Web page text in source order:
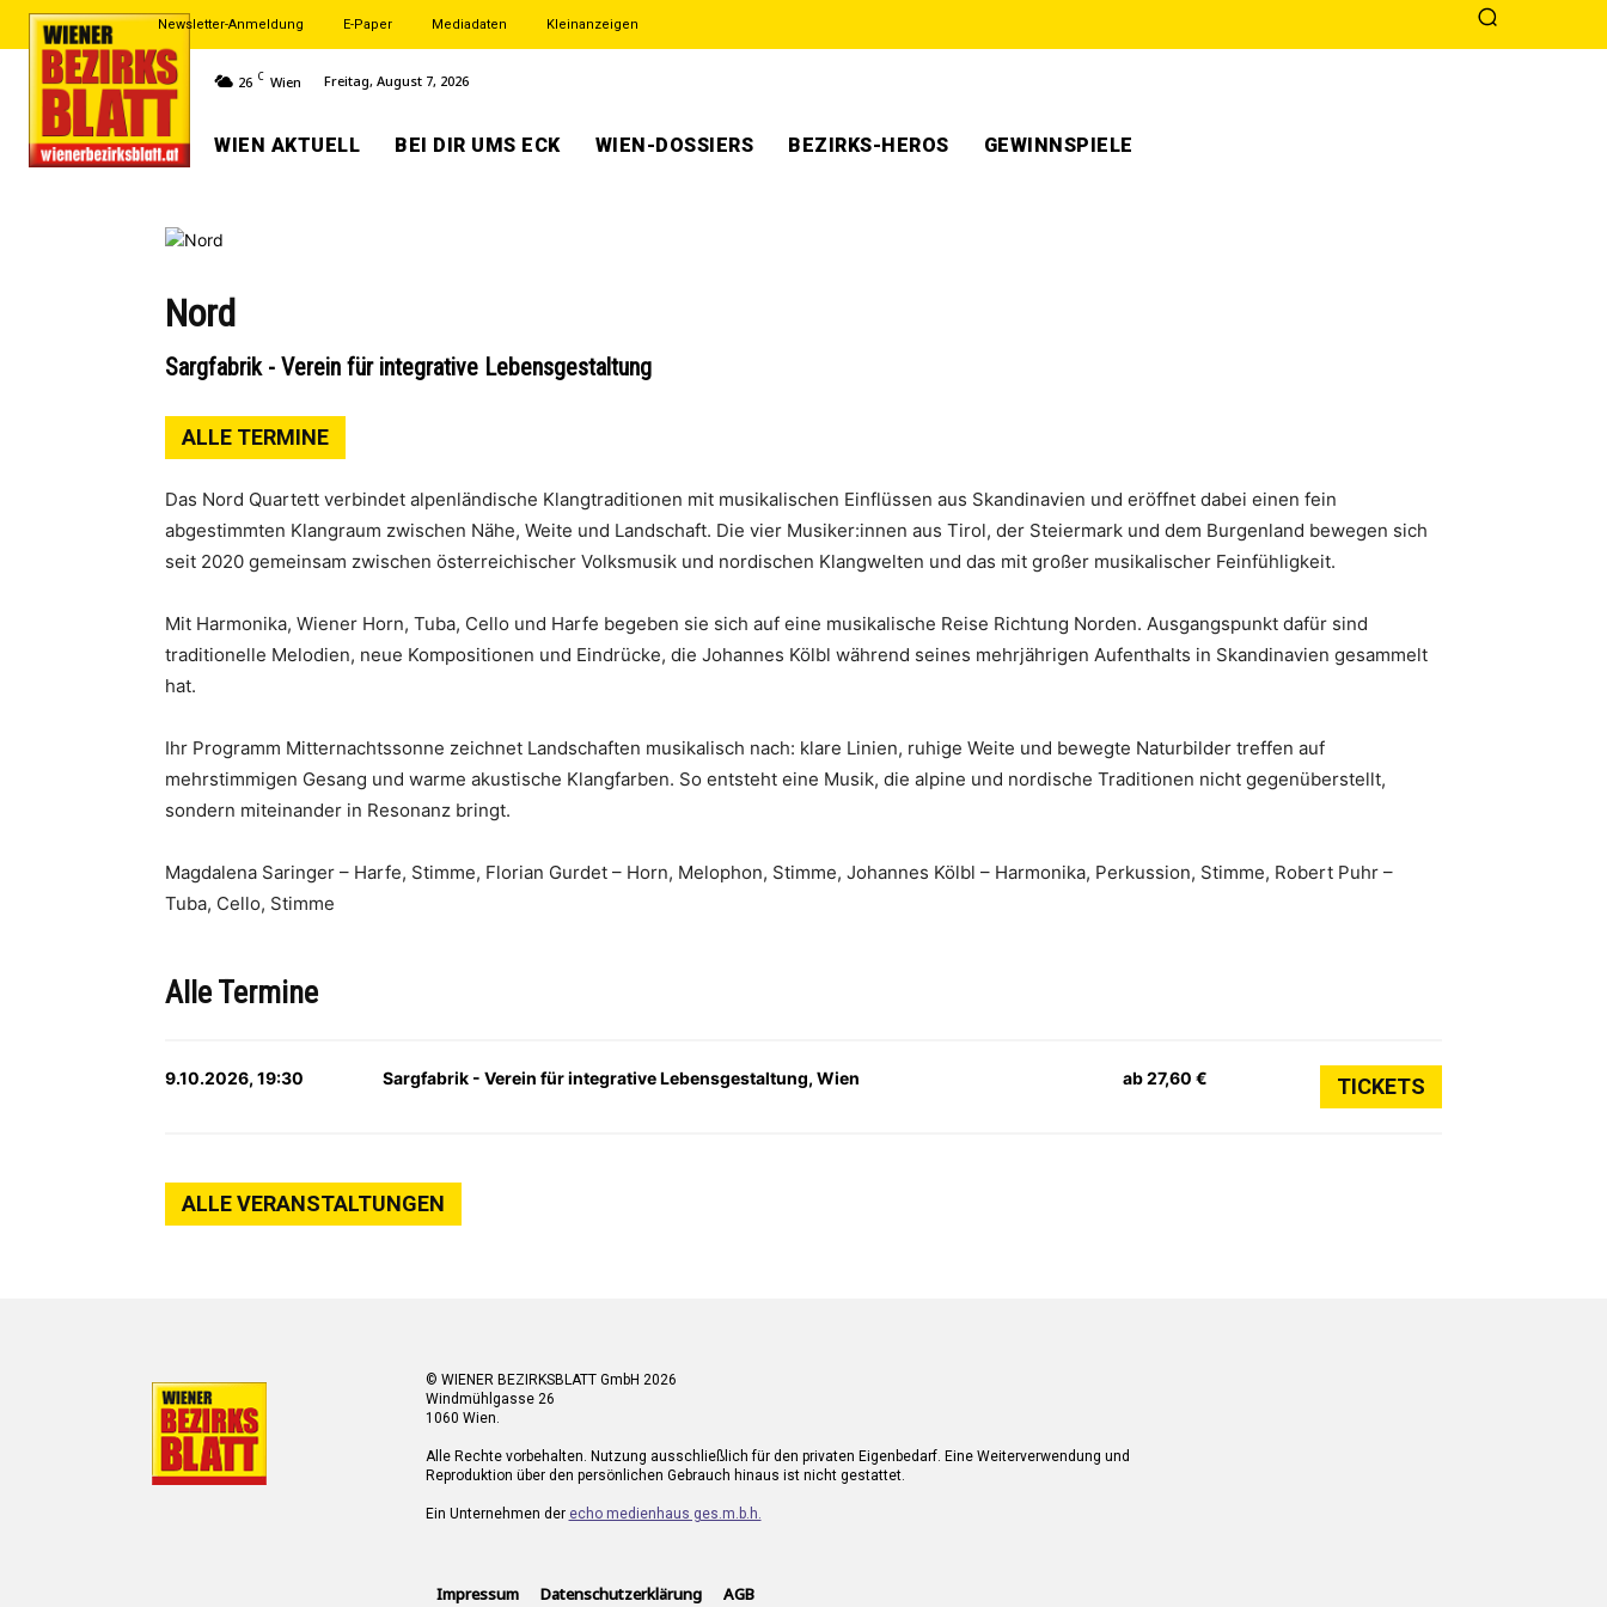
Newsletter-Anmeldung E-Paper Mediadaten Kleinanzeigen
26 C Wien Freitag, August 7, 2026
WIEN AKTUELL BEI DIR UMS ECK WIEN-DOSSIERS BEZIRKS-HEROS GEWINNSPIELE
Nord
Sargfabrik - Verein für integrative Lebensgestaltung
ALLE TERMINE
Das Nord Quartett verbindet alpenländische Klangtraditionen mit musikalischen Einflüssen aus Skandinavien und eröffnet dabei einen fein
abgestimmten Klangraum zwischen Nähe, Weite und Landschaft. Die vier Musiker:innen aus Tirol, der Steiermark und dem Burgenland bewegen sich
seit 2020 gemeinsam zwischen österreichischer Volksmusik und nordischen Klangwelten und das mit großer musikalischer Feinfühligkeit.
Mit Harmonika, Wiener Horn, Tuba, Cello und Harfe begeben sie sich auf eine musikalische Reise Richtung Norden. Ausgangspunkt dafür sind
traditionelle Melodien, neue Kompositionen und Eindrücke, die Johannes Kölbl während seines mehrjährigen Aufenthalts in Skandinavien gesammelt
hat.
Ihr Programm Mitternachtssonne zeichnet Landschaften musikalisch nach: klare Linien, ruhige Weite und bewegte Naturbilder treffen auf
mehrstimmigen Gesang und warme akustische Klangfarben. So entsteht eine Musik, die alpine und nordische Traditionen nicht gegenüberstellt,
sondern miteinander in Resonanz bringt.
Magdalena Saringer – Harfe, Stimme, Florian Gurdet – Horn, Melophon, Stimme, Johannes Kölbl – Harmonika, Perkussion, Stimme, Robert Puhr –
Tuba, Cello, Stimme
Alle Termine
9.10.2026, 19:30 Sargfabrik - Verein für integrative Lebensgestaltung, Wien ab 27,60 € TICKETS
ALLE VERANSTALTUNGEN
© WIENER BEZIRKSBLATT GmbH 2026
Windmühlgasse 26
1060 Wien.
Alle Rechte vorbehalten. Nutzung ausschließlich für den privaten Eigenbedarf. Eine Weiterverwendung und
Reproduktion über den persönlichen Gebrauch hinaus ist nicht gestattet.
Ein Unternehmen der echo medienhaus ges.m.b.h.
Impressum Datenschutzerklärung AGB